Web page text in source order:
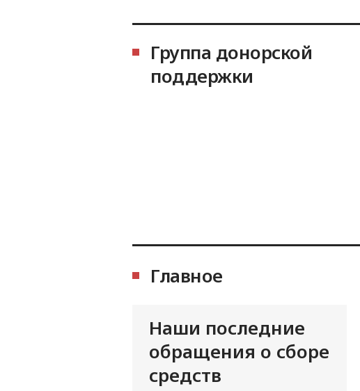
Группа донорской
поддержки
Главное
Наши последние
обращения о сборе
средств